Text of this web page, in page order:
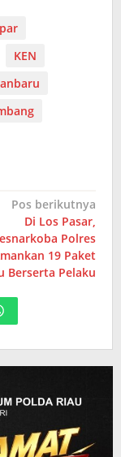
KEN
Pos berikutnya
Di Los Pasar,
Polres
19 Paket
Berserta Pelaku